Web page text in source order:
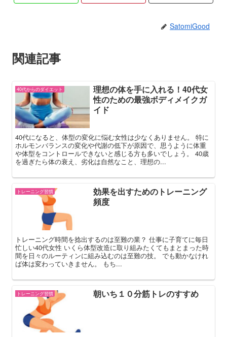
SatomiGood
関連記事
40代からのダイエット
理想の体を手に入れる！40代女
性のための最強ボディメイクガ
イド
40代になると、体型の変化に悩む女性は少なくありません。 特に
ホルモンバランスの変化や代謝の低下が原因で、思うように体重
や体型をコントロールできないと感じる方も多いでしょう。 40歳
を過ぎたら体の衰え、劣化は自然なこと、理想の...
トレーニング習慣
効果を出すためのトレーニング
頻度
トレーニング時間を捻出するのは至難の業？ 仕事に子育てに毎日
忙しい40代女性 いくら体型改造に取り組みたくてもまとまった時
間を日々のルーティンに組み込むのは至難の技。 でも動かなけれ
ば体は変わっていきません。 もち...
トレーニング習慣 朝いち１０分筋トレのすすめ